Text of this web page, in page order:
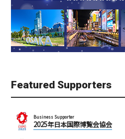
Featured Supporters
Business Supporter
2025年日本国際博覧会協会